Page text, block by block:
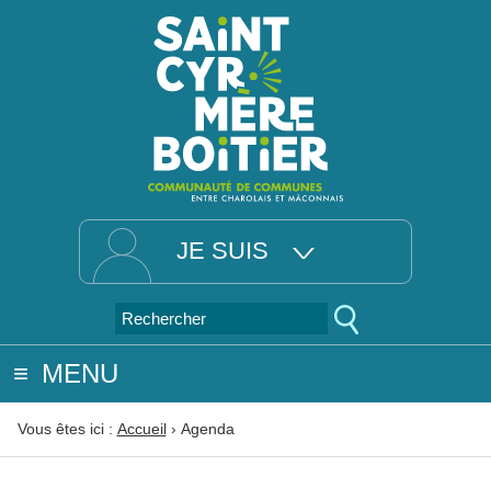
JE SUIS
MENU
Vous êtes ici : Accueil› Agenda